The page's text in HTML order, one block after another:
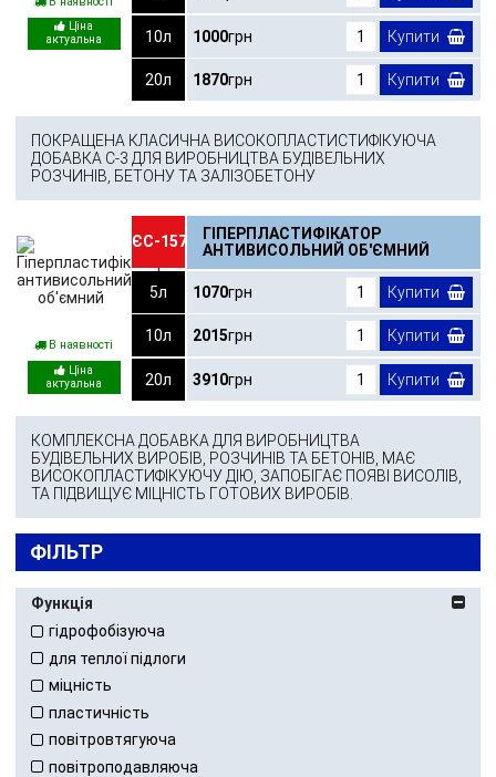
10л 1000грн Купити
20л 1870грн Купити
ПОКРАЩЕНА КЛАСИЧНА ВИСОКОПЛАСТИСТИФІКУЮЧА
ДОБАВКА C-3 ДЛЯ ВИРОБНИЦТВА БУДІВЕЛЬНИХ
РОЗЧИНІВ, БЕТОНУ ТА ЗАЛІЗОБЕТОНУ
В наявності
ЄС-157
ГІПЕРПЛАСТИФІКАТОР
АНТИВИСОЛЬНИЙ ОБ'ЄМНИЙ
5л 1070грн Купити
10л 2015грн Купити
20л 3910грн Купити
КОМПЛЕКСНА ДОБАВКА ДЛЯ ВИРОБНИЦТВА
БУДІВЕЛЬНИХ ВИРОБІВ, РОЗЧИНІВ ТА БЕТОНІВ, МАЄ
ВИСОКОПЛАСТИФІКУЮЧУ ДІЮ, ЗАПОБІГАЄ ПОЯВІ ВИСОЛІВ,
ТА ПІДВИЩУЄ МІЦНІСТЬ ГОТОВИХ ВИРОБІВ.
ФІЛЬТР
Функція
гідрофобізуюча
для теплої підлоги
міцність
пластичність
повітровтягуюча
повітроподавляюча